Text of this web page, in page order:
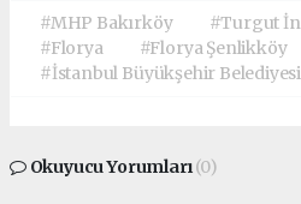
#MHP Bakırköy #Turgut
#Florya
#Florya Şenlikköy
#İstanbul Büyükşehir Belediyesi
Okuyucu Yorumları(0)